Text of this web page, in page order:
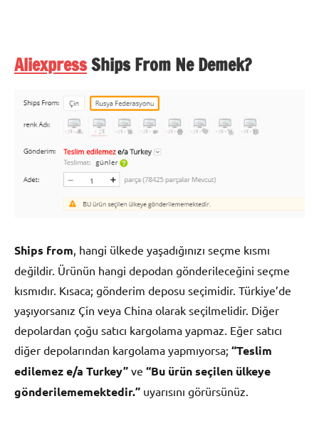
AliexpressShips From Ne Demek?
Ships from, hangi ülkede yaşadığınızı seçme kısmı
değildir. Ürünün hangi depodan gönderileceğini seçme
kısmıdır. Kısaca; gönderim deposu seçimidir. Türkiye’de
yaşıyorsanız Çin veya China olarak seçilmelidir. Diğer
depolardan çoğu satıcı kargolama yapmaz. Eğer satıcı
diğer depolarından kargolama yapmıyorsa; “Teslim
edilemez e/a Turkey” ve “Bu ürün seçilen ülkeye
gönderilememektedir.” uyarısını görürsünüz.